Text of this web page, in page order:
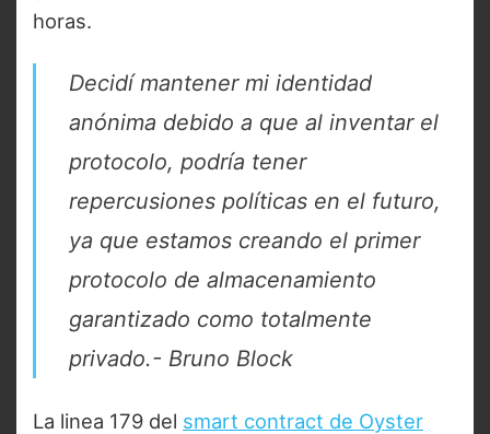
horas.
Decidí mantener mi identidad
anónima debido a que al inventar el
protocolo, podría tener
repercusiones políticas en el futuro,
ya que estamos creando el primer
protocolo de almacenamiento
garantizado como totalmente
privado.- Bruno Block
La linea 179 del smart contract de Oyster